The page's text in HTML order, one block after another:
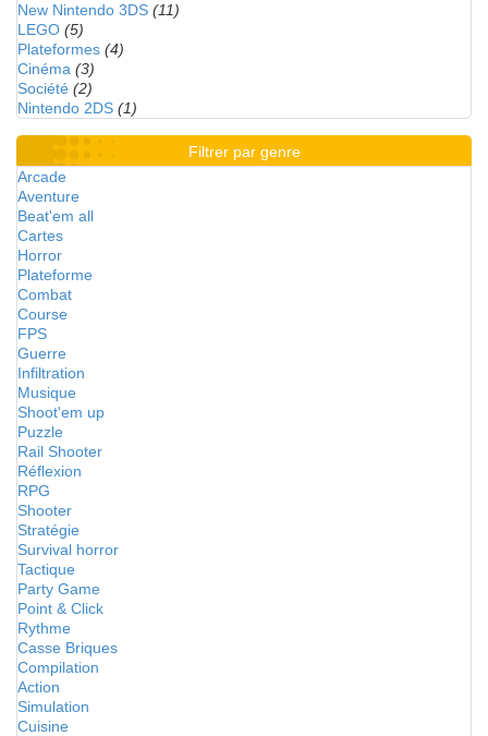
New Nintendo 3DS (11)
LEGO (5)
Plateformes (4)
Cinéma (3)
Société (2)
Nintendo 2DS (1)
Filtrer par genre
Arcade
Aventure
Beat'em all
Cartes
Horror
Plateforme
Combat
Course
FPS
Guerre
Infiltration
Musique
Shoot'em up
Puzzle
Rail Shooter
Réflexion
RPG
Shooter
Stratégie
Survival horror
Tactique
Party Game
Point & Click
Rythme
Casse Briques
Compilation
Action
Simulation
Cuisine